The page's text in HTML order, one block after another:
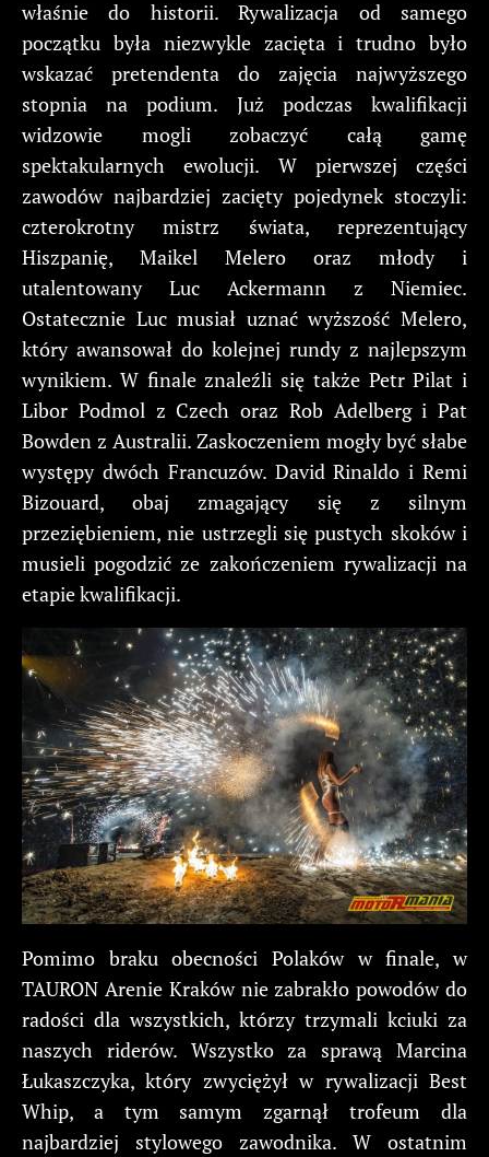
właśnie do historii. Rywalizacja od samego
początku była niezwykle zacięta i trudno było
wskazać pretendenta do zajęcia najwyższego
stopnia na podium. Już podczas kwalifikacji
widzowie mogli zobaczyć całą gamę
spektakularnych ewolucji. W pierwszej części
zawodów najbardziej zacięty pojedynek stoczyli:
czterokrotny mistrz świata, reprezentujący
Hiszpanię, Maikel Melero oraz młody i
utalentowany Luc Ackermann z Niemiec.
Ostatecznie Luc musiał uznać wyższość Melero,
który awansował do kolejnej rundy z najlepszym
wynikiem. W finale znaleźli się także Petr Pilat i
Libor Podmol z Czech oraz Rob Adelberg i Pat
Bowden z Australii. Zaskoczeniem mogły być słabe
występy dwóch Francuzów. David Rinaldo i Remi
Bizouard, obaj zmagający się z silnym
przeziębieniem, nie ustrzegli się pustych skoków i
musieli pogodzić ze zakończeniem rywalizacji na
etapie kwalifikacji.
Pomimo braku obecności Polaków w finale, w
TAURON Arenie Kraków nie zabrakło powodów do
radości dla wszystkich, którzy trzymali kciuki za
naszych riderów. Wszystko za sprawą Marcina
Łukaszczyka, który zwyciężył w rywalizacji Best
Whip, a tym samym zgarnął trofeum dla
najbardziej stylowego zawodnika. W ostatnim